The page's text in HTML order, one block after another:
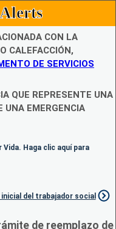
CON LA
CALEFACCIÓN,
DE SERVICIOS
QUE REPRESENTE UNA
UNA EMERGENCIA
Haga clic aquí para
del trabajador social
de reemplazo de